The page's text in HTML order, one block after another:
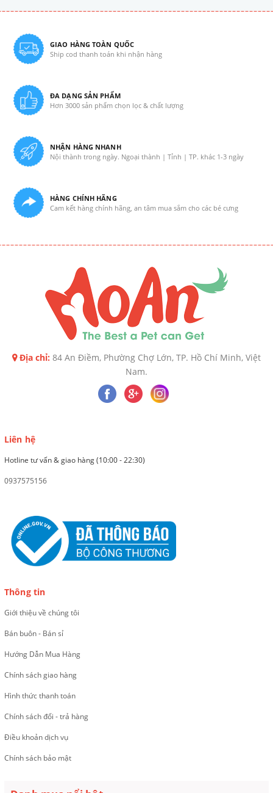
GIAO HÀNG TOÀN QUỐC
Ship cod thanh toán khi nhận hàng
ĐA DẠNG SẢN PHẨM
Hơn 3000 sản phẩm chọn lọc & chất lượng
NHẬN HÀNG NHANH
Nội thành trong ngày. Ngoại thành | Tỉnh | TP. khác 1-3 ngày
HÀNG CHÍNH HÃNG
Cam kết hàng chính hãng, an tâm mua sắm cho các bé cưng
Địa chỉ: 84 An Điềm, Phường Chợ Lớn, TP. Hồ Chí Minh, Việt
Nam.
Liên hệ
Hotline tư vấn & giao hàng (10:00 - 22:30)
0937575156
Thông tin
Giới thiệu về chúng tôi
Bán buôn - Bán sỉ
Hướng Dẫn Mua Hàng
Chính sách giao hàng
Hình thức thanh toán
Chính sách đổi - trả hàng
Điều khoản dịch vụ
Chính sách bảo mật